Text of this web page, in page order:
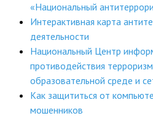
В ПОМОЩЬ УЧИТЕЛЮ
Организация УВП
ГИА
Карта ГИА РК
Советуем прочитать
«Национальный
Интерактивная карта
деятельности
Национальный Центр
противодействия
образовательной среде и
Как защититься от
мошенников